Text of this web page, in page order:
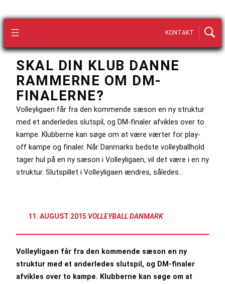
KONTAKT
SKAL DIN KLUB DANNE
RAMMERNE OM DM-
FINALERNE?
Volleyligaen får fra den kommende sæson en ny struktur
med et anderledes slutspil, og DM-finaler afvikles over to
kampe. Klubberne kan søge om at være værter for play-
off kampe og finaler. Når Danmarks bedste volleyballhold
tager hul på en ny sæson i Volleyligaen, vil det være i en ny
struktur. Slutspillet i Volleyligaen ændres, således…
11. AUGUST 2015:VOLLEYBALL DANMARK
Volleyligaen får fra den kommende sæson en ny
struktur med et anderledes slutspil, og DM-finaler
afvikles over to kampe. Klubberne kan søge om at